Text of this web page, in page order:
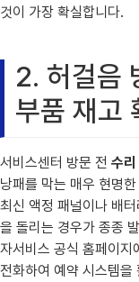
것이 가장 확실합니다.
2. 허걸음
부품 재고
서비스센터 방문 전 수
낭패를 막는 매우 현명
최신 액정 패널이나 배
을 돌리는 경우가 종종
자서비스 공식 홈페이
전화하여 예약 시스템을